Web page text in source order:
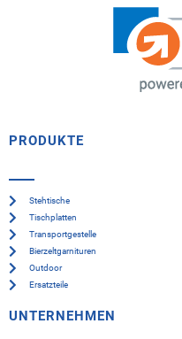
PRODUKTE
Stehtische
Tischplatten
Transportgestelle
Bierzeltgarnituren
Outdoor
Ersatzteile
UNTERNEHMEN